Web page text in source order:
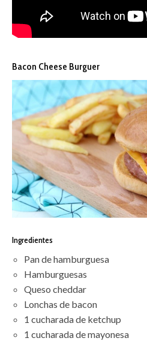
Bacon Cheese Burguer
Ingredientes
Pan de hamburguesa
Hamburguesas
Queso cheddar
Lonchas de bacon
1 cucharada de ketchup
1 cucharada de mayonesa